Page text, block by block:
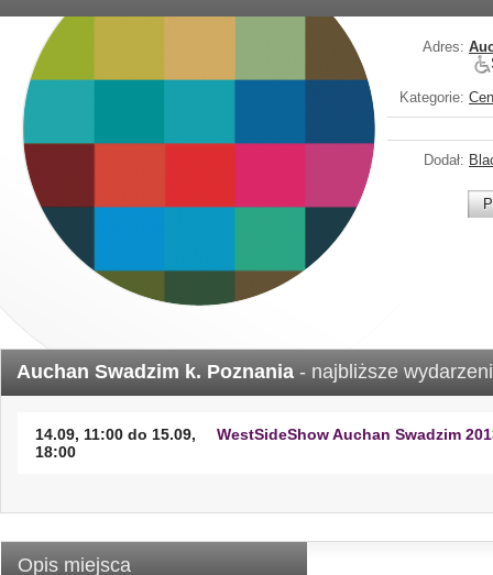
Adres:
Kategorie:
Dodał:
Auchan Swadzim k. Poznania - najbliższe
14.09, 11:00 do 15.09,
18:00
WestSideShow Auchan Swadzim
Opis miejsca